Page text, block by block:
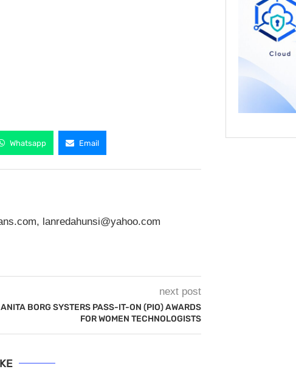
Whatsapp Email
, lanredahunsi@yahoo.com
next post
BORG SYSTERS PASS-IT-ON (PIO) AWARDS
FOR WOMEN TECHNOLOGISTS